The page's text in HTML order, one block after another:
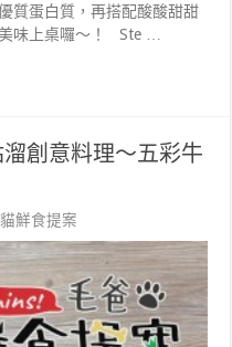
質蛋白質，再搭配酸酸甜甜
味上桌囉～！ Ste …
溜創意料理～五彩牛
鮮食提案